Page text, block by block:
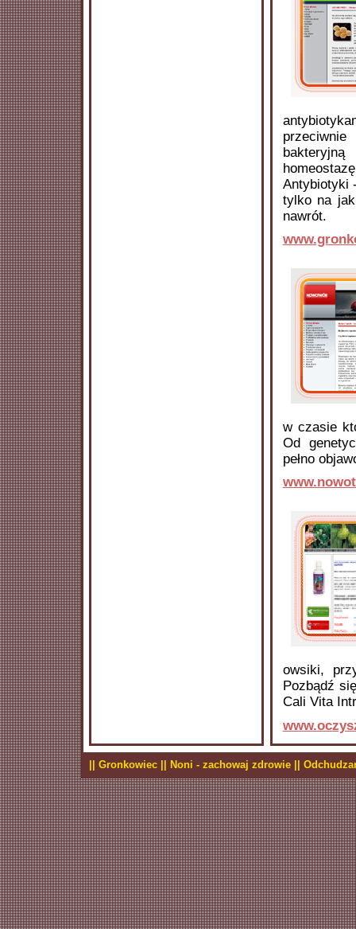
Antybiotyki
tylko na
nawrót.
w czasie
Od
pełno
owsiki,
Pozbądź
Cali Vita
|| Gronkowiec | | Noni - zachowaj zdrowie | |